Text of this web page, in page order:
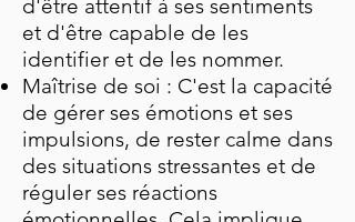
d'être attentif à ses sentiments
et d'être capable de les
identifier et de les nommer.
Maîtrise de soi : C'est la capacité
de gérer ses émotions et ses
impulsions, de rester calme dans
des situations stressantes et de
réguler ses réactions